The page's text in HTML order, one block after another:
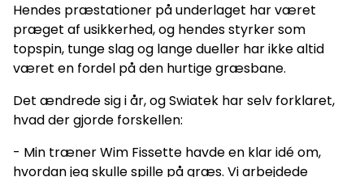
Hendes præstationer på underlaget har været
præget af usikkerhed, og hendes styrker som
topspin, tunge slag og lange dueller har ikke altid
været en fordel på den hurtige græsbane.
Det ændrede sig i år, og Swiatek har selv forklaret,
hvad der gjorde forskellen:
- Min træner Wim Fissette havde en klar idé om,
hvordan jeg skulle spille på græs. Vi arbejdede